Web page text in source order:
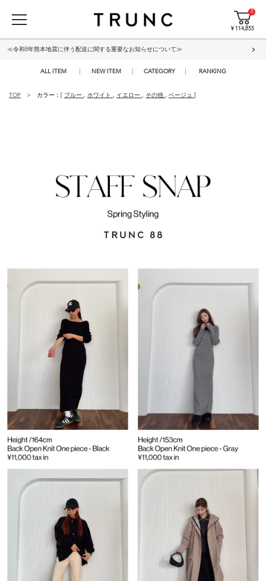
8
¥ 114,855
≪令和8年熊本地震に伴う配送に関する重要なお知らせについて≫
ALL ITEM NEW ITEM CATEGORY RANKING
TOP カラー：[ ブルー , ホワイト , イエロー , その他 , ベージュ